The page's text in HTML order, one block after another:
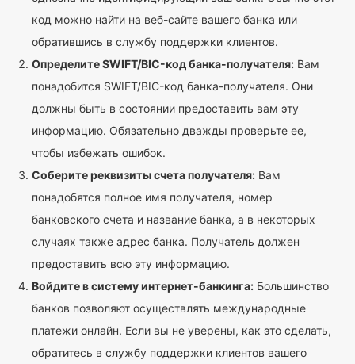
код можно найти на веб-сайте вашего банка или
обратившись в службу поддержки клиентов.
Определите SWIFT/BIC-код банка-получателя: Вам
понадобится SWIFT/BIC-код банка-получателя. Они
должны быть в состоянии предоставить вам эту
информацию. Обязательно дважды проверьте ее,
чтобы избежать ошибок.
Соберите реквизиты счета получателя: Вам
понадобятся полное имя получателя, номер
банковского счета и название банка, а в некоторых
случаях также адрес банка. Получатель должен
предоставить всю эту информацию.
Войдите в систему интернет-банкинга: Большинство
банков позволяют осуществлять международные
платежи онлайн. Если вы не уверены, как это сделать,
обратитесь в службу поддержки клиентов вашего